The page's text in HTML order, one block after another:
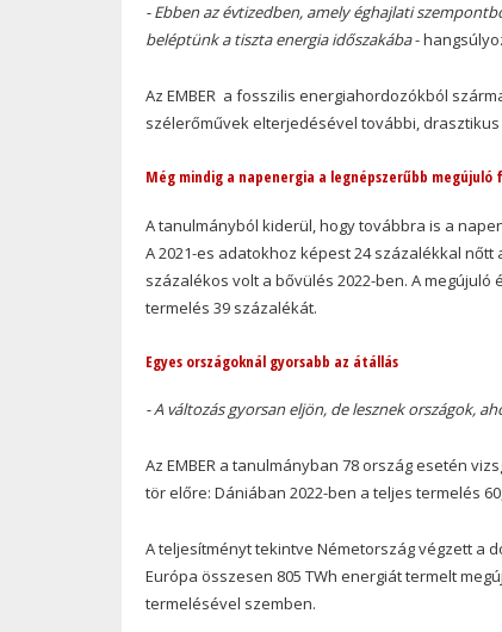
- Ebben az évtizedben, amely éghajlati
beléptünk a tiszta energia időszakába-
Az EMBER a fosszilis energiahordozókból
szélerőművek elterjedésével további,
Még mindig a napenergia a legnépszerűbb megújuló
A tanulmányból kiderül, hogy továbbra is a
A 2021-es adatokhoz képest 24 százalékkal
százalékos volt a bővülés 2022-ben. A
termelés 39 százalékát.
Egyes országoknál gyorsabb az átállás
- A változás gyorsan eljön, de lesznek országok,
Az EMBER a tanulmányban 78 ország esetén
tör előre: Dániában 2022-ben a teljes termelés
A teljesítményt tekintve Németország végzett a
Európa összesen 805 TWh energiát termelt
termelésével szemben.